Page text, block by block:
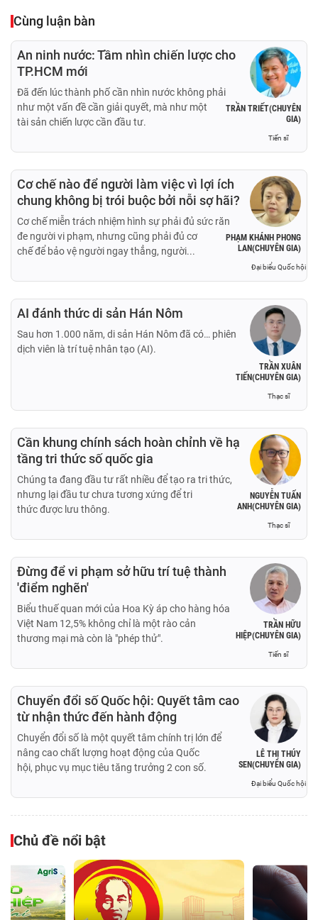
Cùng luận bàn
TRẦN TRIẾT(CHUYÊN
GIA)
Tiến sĩ
An ninh nước: Tầm nhìn chiến lược cho
TP.HCM mới
Đã đến lúc thành phố cần nhìn nước không phải
như một vấn đề cần giải quyết, mà như một
tài sản chiến lược cần đầu tư.
PHẠM KHÁNH PHONG
LAN(CHUYÊN GIA)
Đại biểu Quốc hội
Cơ chế nào để người làm việc vì lợi ích
chung không bị trói buộc bởi nỗi sợ hãi?
Cơ chế miễn trách nhiệm hình sự phải đủ sức răn
đe người vi phạm, nhưng cũng phải đủ cơ
chế để bảo vệ người ngay thẳng, người...
TRẦN XUÂN
TIẾN(CHUYÊN GIA)
Thạc sĩ
AI đánh thức di sản Hán Nôm
Sau hơn 1.000 năm, di sản Hán Nôm đã có… phiên
dịch viên là trí tuệ nhân tạo (AI).
NGUYỄN TUẤN
ANH(CHUYÊN GIA)
Thạc sĩ
Cần khung chính sách hoàn chỉnh về hạ
tầng tri thức số quốc gia
Chúng ta đang đầu tư rất nhiều để tạo ra tri thức,
nhưng lại đầu tư chưa tương xứng để tri
thức được lưu thông.
TRẦN HỮU
HIỆP(CHUYÊN GIA)
Tiến sĩ
Đừng để vi phạm sở hữu trí tuệ thành
'điểm nghẽn'
Biểu thuế quan mới của Hoa Kỳ áp cho hàng hóa
Việt Nam 12,5% không chỉ là một rào cản
thương mại mà còn là "phép thử".
LÊ THỊ THÚY
SEN(CHUYÊN GIA)
Đại biểu Quốc hội
Chuyển đổi số Quốc hội: Quyết tâm cao
từ nhận thức đến hành động
Chuyển đổi số là một quyết tâm chính trị lớn để
nâng cao chất lượng hoạt động của Quốc
hội, phục vụ mục tiêu tăng trưởng 2 con số.
Chủ đề nổi bật